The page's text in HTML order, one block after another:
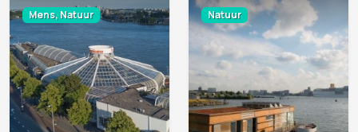
Mens, Natuur Natuur